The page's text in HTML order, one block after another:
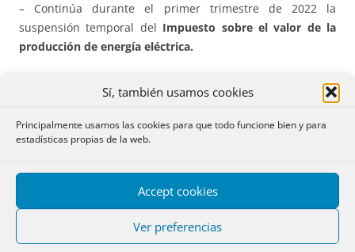
Sí, también usamos cookies
Principalmente usamos las cookies para que todo funcione bien y para
estadísticas propias de la web.
Accept cookies
Ver preferencias
– Continúa durante el primer trimestre de 2022 la
suspensión temporal del Impuesto sobre el valor de la
producción de energía eléctrica.
hasta el 30 de abril de 2022
la aplicación del
que recae sobre
todos los componentes de la factura eléctrica para los
contratos cuyo término fijo de potencia no supere los 10
superado los 45 €/MWh. No se aplica este límite de 45
consumidores vulnerables severos.